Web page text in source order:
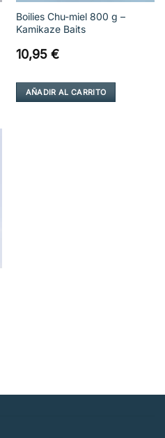
Boilies Chu-miel 800 g –
Kamikaze Baits
10,95 €
AÑADIR AL CARRITO